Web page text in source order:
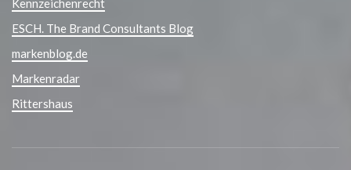
Kennzeichenrecht
ESCH. The Brand Consultants Blog
markenblog.de
Markenradar
Rittershaus